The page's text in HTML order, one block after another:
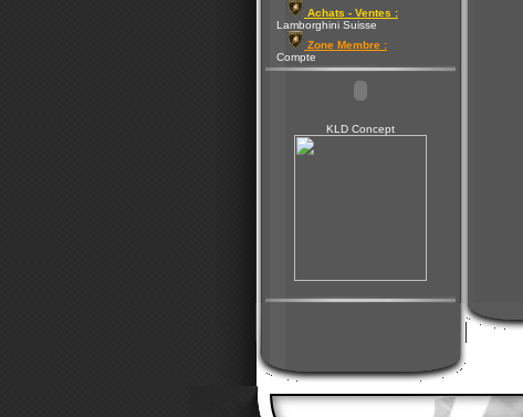
Achats - Ventes :
Lamborghini Suisse
Zone Membre :
Compte
KLD Concept